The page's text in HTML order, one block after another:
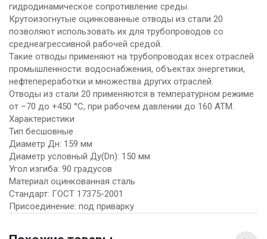
гидродинамическое сопротивление среды.
Крутоизогнутые оцинкованные отводы из стали 20
позволяют использовать их для трубопроводов со
среднеагрессивной рабочей средой.
Такие отводы применяют на трубопроводах всех отраслей
промышленности: водоснабжения, объектах энергетики,
нефтепереработки и множества других отраслей.
Отводы из стали 20 применяются в температурном режиме
от –70 до +450 °C, при рабочем давлении до 160 АТМ.
Характеристики
Тип бесшовные
Диаметр Дн: 159 мм
Диаметр условный Ду(Dn): 150 мм
Угол изгиба: 90 градусов
Материал оцинкованная сталь
Стандарт: ГОСТ 17375-2001
Присоединение: под приварку